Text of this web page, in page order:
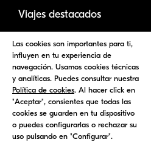
Viajes destacados
Hoteles
Vuelos
Nosotros
Contacto
Las cookies son importantes para ti,
influyen en tu experiencia de
navegación. Usamos cookies técnicas
y analíticas. Puedes consultar nuestra
Política de cookies. Al hacer click en
"Aceptar", consientes que todas las
cookies se guarden en tu dispositivo
o puedes configurarlas o rechazar su
uso pulsando en "Configurar".